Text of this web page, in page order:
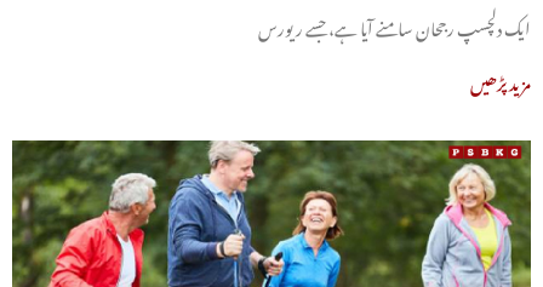
ایک دلچسپ رجحان سامنے آیا ہے، جسے ریورس
مزید پڑھیں